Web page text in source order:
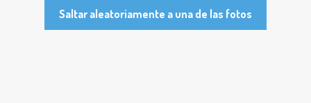
Saltar aleatoriamente a una de las fotos